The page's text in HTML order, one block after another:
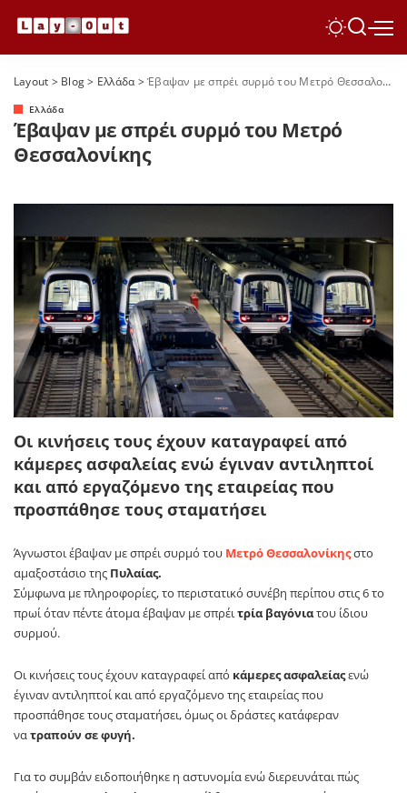
Layout > Blog> Ελλάδα>Έβαψαν με σπρέι συρμό του Μετρό Θεσσαλονίκης
Ελλάδα
Έβαψαν με σπρέι συρμό του Μετρό
Θεσσαλονίκης
Οι κινήσεις τους έχουν καταγραφεί από
κάμερες ασφαλείας ενώ έγιναν αντιληπτοί
και από εργαζόμενο της εταιρείας που
προσπάθησε τους σταματήσει
Άγνωστοι έβαψαν με σπρέι συρμό του Μετρό Θεσσαλονίκηςστο
αμαξοστάσιο της Πυλαίας.
Σύμφωνα με πληροφορίες, το περιστατικό συνέβη περίπου στις 6 το
πρωί όταν πέντε άτομα έβαψαν με σπρέιτρία βαγόνιατου ίδιου
συρμού.
Οι κινήσεις τους έχουν καταγραφεί από κάμερες ασφαλείαςενώ
έγιναν αντιληπτοί και από εργαζόμενο της εταιρείας που
προσπάθησε τους σταματήσει, όμως οι δράστες κατάφεραν
νατραπούν σε φυγή.
Για το συμβάν ειδοποιήθηκε η αστυνομία ενώ διερευνάται πώς